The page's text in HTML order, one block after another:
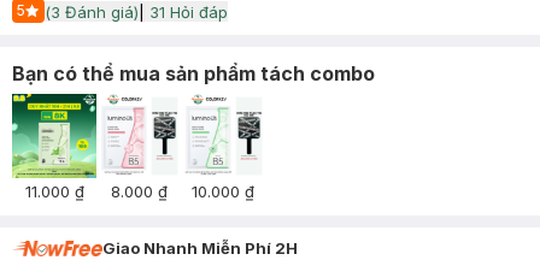
5
Start Icon
(3 Đánh giá) 31 Hỏi đáp
Bạn có thể mua sản phẩm tách combo
11.000 ₫ 8.000 ₫ 10.000 ₫
Giao Nhanh Miễn Phí 2H